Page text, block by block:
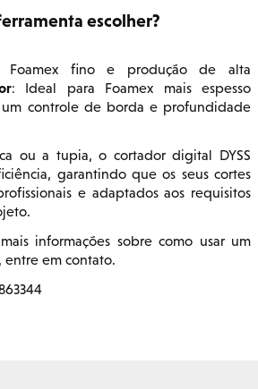
escolher?
Foamex fino e produção de alta
: Ideal para Foamex mais espesso
um controle de borda e profundidade
ou a tupia, o cortador digital DYSS
garantindo que os seus cortes
e adaptados aos requisitos
informações sobre como usar um
entre em contato.